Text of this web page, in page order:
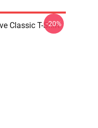
Classic T-Shirt
-20%